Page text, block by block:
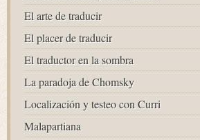
El arte de traducir
El placer de traducir
El traductor en la sombra
La paradoja de Chomsky
Localización y testeo con Curri
Malapartiana